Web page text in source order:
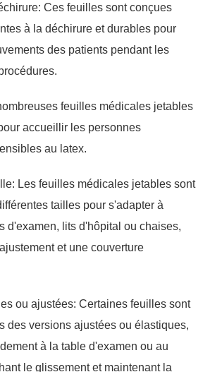
Ces feuilles sont conçues
à la déchirure et durables pour
des patients pendant les
feuilles médicales jetables
accueillir les personnes
au latex.
Les feuilles médicales jetables sont
tailles pour s'adapter à
d'examen, lits d'hôpital ou chaises,
et une couverture
ou ajustées: Certaines feuilles sont
des versions ajustées ou élastiques,
à la table d'examen ou au
le glissement et maintenant la